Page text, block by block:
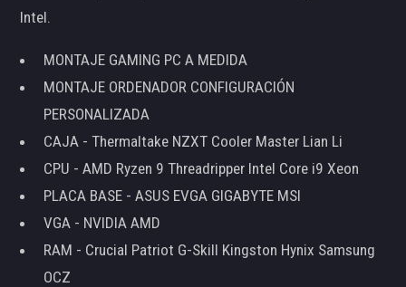
Intel.
MONTAJE GAMING PC A MEDIDA
MONTAJE ORDENADOR CONFIGURACIÓN
PERSONALIZADA
CAJA - Thermaltake NZXT Cooler Master Lian Li
CPU - AMD Ryzen 9 Threadripper Intel Core i9 Xeon
PLACA BASE - ASUS EVGA GIGABYTE MSI
VGA - NVIDIA AMD
RAM - Crucial Patriot G-Skill Kingston Hynix Samsung
OCZ